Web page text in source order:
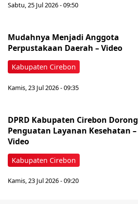
Sabtu, 25 Jul 2026 - 09:50
Kabupaten Cirebon
‎Mudahnya Menjadi Anggota
Perpustakaan Daerah – Video
Kamis, 23 Jul 2026 - 09:35
Kabupaten Cirebon
DPRD Kabupaten Cirebon Dorong
Penguatan Layanan Kesehatan –
Video
Kamis, 23 Jul 2026 - 09:20